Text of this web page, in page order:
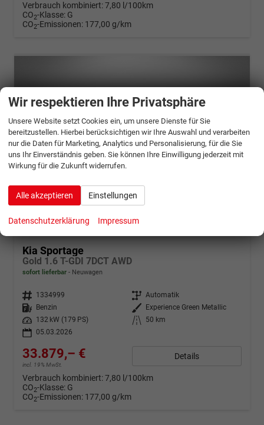
Verbrauch kombiniert:7,80 l/100km
CO2-Klasse: G
CO2-Emissionen: 177,00 g/km
ab 671,– € mtl.
Kia Sportage
Gold 1.6 T-GDI 7DCT AWD
sofort lieferbar Neuwagen
Fahrzeugnr. 1334999 Getriebe Automatik
Kraftstoff
Benzin Außenfarbe
Experience Green Metallic
Leistung
132 kW (179 PS) Kilometerstand
50 km
05.03.2026
33.879,– €
incl. 19% MwSt.
Details
Verbrauch kombiniert:7,80 l/100km
CO2-Klasse: G
CO2-Emissionen: 177,00 g/km
Wir respektieren Ihre Privatsphäre
Unsere Website setzt Cookies ein, um unsere Dienste für Sie
bereitzustellen. Hierbei berücksichtigen wir Ihre Auswahl und verarbeiten
nur die Daten für Marketing, Analytics und Personalisierung, für die Sie
uns Ihr Einverständnis geben. Sie können Ihre Einwilligung jederzeit mit
Wirkung für die Zukunft widerrufen.
Alle akzeptieren Einstellungen
Datenschutzerklärung Impressum